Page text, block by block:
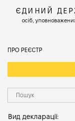
ЄДИНИЙ
осіб,
ПРО РЕЄСТР
Вид декларації: